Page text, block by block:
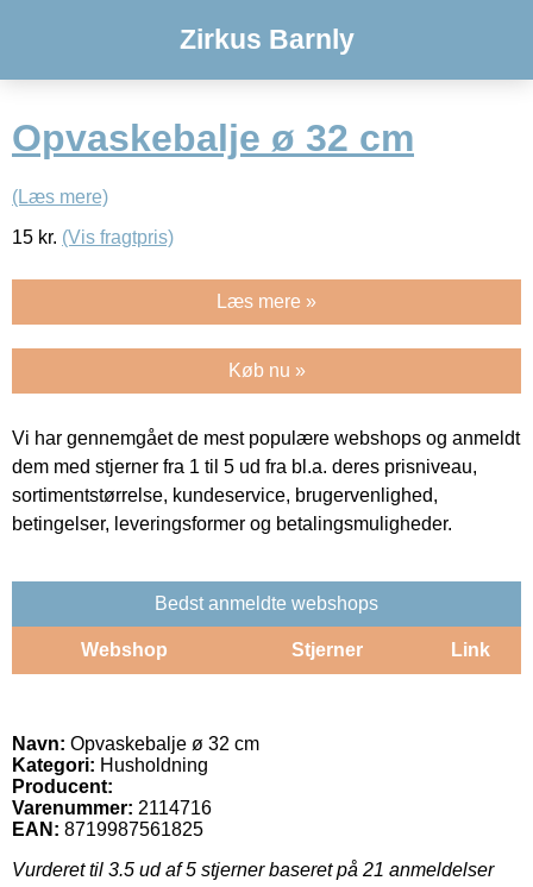
Zirkus Barnly
Opvaskebalje ø 32 cm
(Læs mere)
15 kr. (Vis fragtpris)
Læs mere »
Køb nu »
Vi har gennemgået de mest populære webshops og anmeldt
dem med stjerner fra 1 til 5 ud fra bl.a. deres prisniveau,
sortimentstørrelse, kundeservice, brugervenlighed,
betingelser, leveringsformer og betalingsmuligheder.
Bedst anmeldte webshops
Webshop Stjerner Link
Navn: Opvaskebalje ø 32 cm
Kategori: Husholdning
Producent:
Varenummer: 2114716
EAN: 8719987561825
Vurderet til 3.5 ud af 5 stjerner baseret på 21 anmeldelser